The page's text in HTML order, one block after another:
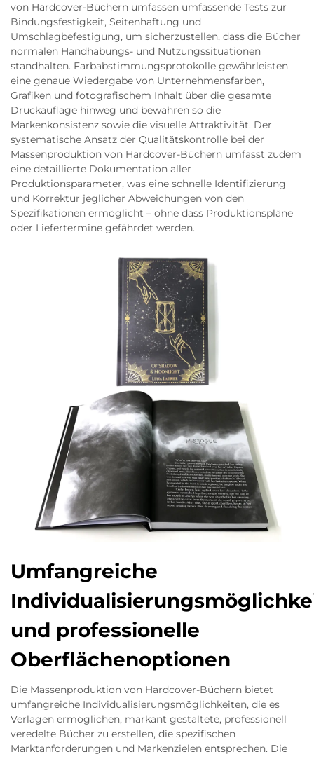
von Hardcover-Büchern umfassen umfassende Tests zur
Bindungsfestigkeit, Seitenhaftung und
Umschlagbefestigung, um sicherzustellen, dass die Bücher
normalen Handhabungs- und Nutzungssituationen
standhalten. Farbabstimmungsprotokolle gewährleisten
eine genaue Wiedergabe von Unternehmensfarben,
Grafiken und fotografischem Inhalt über die gesamte
Druckauflage hinweg und bewahren so die
Markenkonsistenz sowie die visuelle Attraktivität. Der
systematische Ansatz der Qualitätskontrolle bei der
Massenproduktion von Hardcover-Büchern umfasst zudem
eine detaillierte Dokumentation aller
Produktionsparameter, was eine schnelle Identifizierung
und Korrektur jeglicher Abweichungen von den
Spezifikationen ermöglicht – ohne dass Produktionspläne
oder Liefertermine gefährdet werden.
Umfangreiche
und professionelle
Oberflächenoptionen
Die Massenproduktion von Hardcover-Büchern bietet
umfangreiche Individualisierungsmöglichkeiten, die es
Verlagen ermöglichen, markant gestaltete, professionell
veredelte Bücher zu erstellen, die spezifischen
Marktanforderungen und Markenzielen entsprechen. Die